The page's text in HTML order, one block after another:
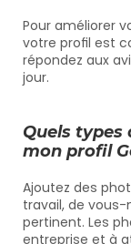
Pour améliorer
votre profil est
répondez aux
jour.
Quels
mon profil
Ajoutez des
travail, de
pertinent. Les
entreprise et à